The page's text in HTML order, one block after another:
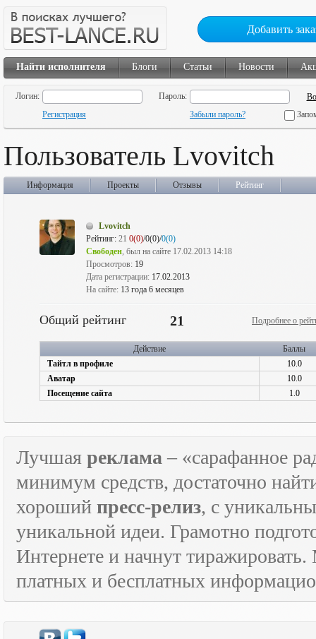
Добавить
Найти исполнителя Блоги Статьи Новости
Логин:
Пароль:
Регистрация
Забыли пароль?
Пользователь Lvovitch
Информация Проекты Отзывы Рейтинг
Lvovitch
Рейтинг: 21 0(0)/0(0)/0(0)
Свободен, был на сайте 17.02.2013 14:18
Просмотров: 19
Дата регистрации: 17.02.2013
На сайте: 13 года 6 месяцев
Общий рейтинг 21 Подробнее о
Действие
Баллы
Тайтл в профиле
10.0
Аватар
10.0
Посещение сайта
1.0
Лучшая реклама – «сарафанное
минимум средств, достаточно
хороший пресс-релиз, с
уникальной идеи. Грамотно
Интернете и начнут
платных и бесплатных